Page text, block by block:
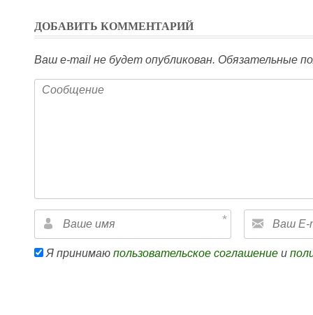
ДОБАВИТЬ КОММЕНТАРИЙ
Ваш e-mail не будет опубликован. Обязательные
Я принимаю пользовательское соглашение и